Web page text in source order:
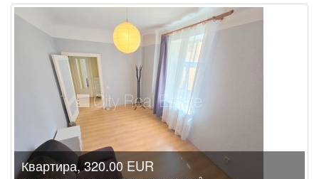
Квартира, 320.00 EUR